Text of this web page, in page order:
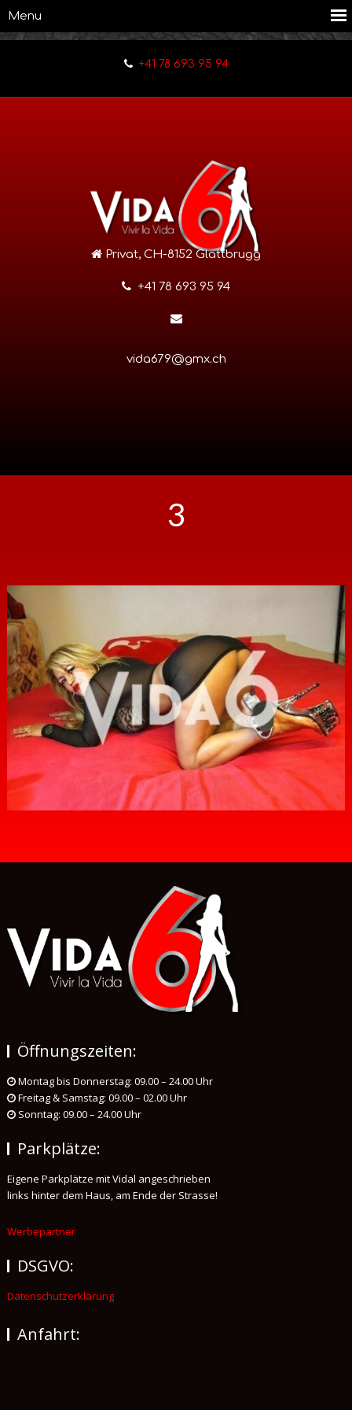
+41 78 693 95 94
Privat, CH-8152 Glattbrugg
+41 78 693 95 94
vida679@gmx.ch
3
Öffnungszeiten:
Montag bis Donnerstag: 09.00 – 24.00 Uhr
Freitag & Samstag: 09.00 – 02.00 Uhr
Sonntag: 09.00 – 24.00 Uhr
Parkplätze:
Eigene Parkplätze mit Vidal angeschrieben
links hinter dem Haus, am Ende der Strasse!
Werbepartner
DSGVO:
Datenschutzerklärung
Anfahrt: